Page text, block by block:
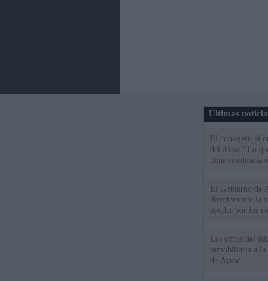
Últimas
El consejero al
del ático: "Lo
tiene residencia
El Gobierno de
directamente la
ayudas por los
Las cifras del
inmobiliaria a la
de Ayuso